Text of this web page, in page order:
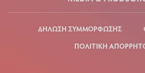
ΔΗΛΩΣΗ ΣΥΜΜΟΡΦΩΣΗΣ
ΠΟΛΙΤΙΚΗ